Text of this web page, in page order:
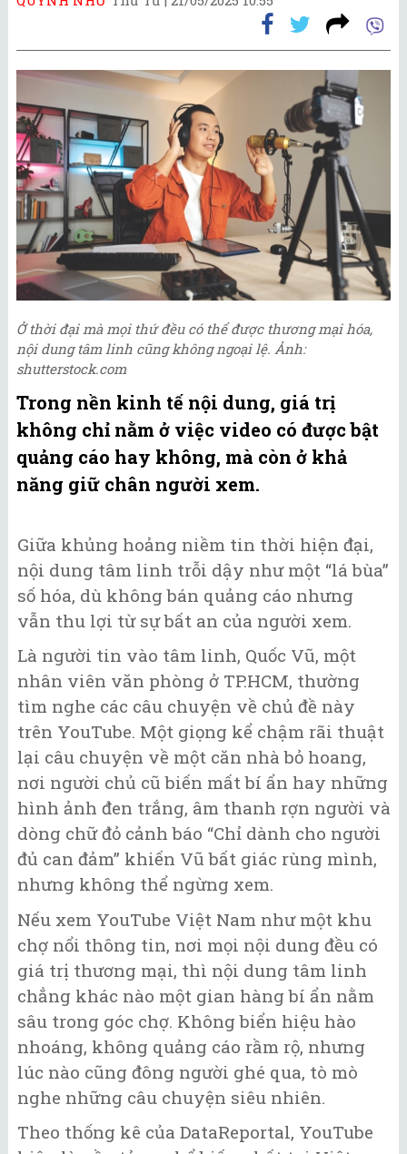
Ở thời đại mà mọi thứ đều có thể được thương mại hóa,
nội dung tâm linh cũng không ngoại lệ. Ảnh:
shutterstock.com
Trong nền kinh tế nội dung, giá trị
không chỉ nằm ở việc video có được bật
quảng cáo hay không, mà còn ở khả
năng giữ chân người xem.
Giữa khủng hoảng niềm tin thời hiện đại,
nội dung tâm linh trỗi dậy như một “lá bùa”
số hóa, dù không bán quảng cáo nhưng
vẫn thu lợi từ sự bất an của người xem.
Là người tin vào tâm linh, Quốc Vũ, một
nhân viên văn phòng ở TP.HCM, thường
tìm nghe các câu chuyện về chủ đề này
trên YouTube. Một giọng kể chậm rãi thuật
lại câu chuyện về một căn nhà bỏ hoang,
nơi người chủ cũ biến mất bí ẩn hay những
hình ảnh đen trắng, âm thanh rợn người và
dòng chữ đỏ cảnh báo “Chỉ dành cho người
đủ can đảm” khiến Vũ bất giác rùng mình,
nhưng không thể ngừng xem.
Nếu xem YouTube Việt Nam như một khu
chợ nổi thông tin, nơi mọi nội dung đều có
giá trị thương mại, thì nội dung tâm linh
chẳng khác nào một gian hàng bí ẩn nằm
sâu trong góc chợ. Không biển hiệu hào
nhoáng, không quảng cáo rầm rộ, nhưng
lúc nào cũng đông người ghé qua, tò mò
nghe những câu chuyện siêu nhiên.
Theo thống kê của DataReportal, YouTube